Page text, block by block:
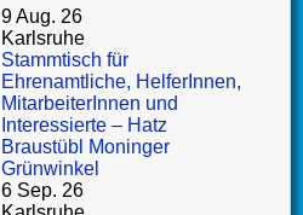
9 Aug. 26
Karlsruhe
Stammtisch für
Ehrenamtliche, HelferInnen,
MitarbeiterInnen und
Interessierte – Hatz
Braustübl Moninger
Grünwinkel
6 Sep. 26